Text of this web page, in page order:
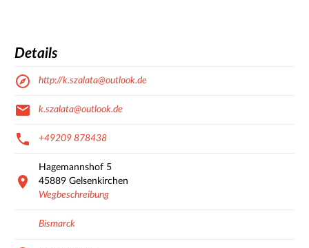
Details
http://k.szalata@outlook.de
k.szalata@outlook.de
+49209 878438
Hagemannshof 5
45889 Gelsenkirchen
Wegbeschreibung
Bismarck